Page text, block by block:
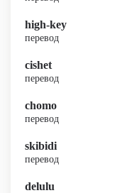
high-key
перевод
cishet
перевод
chomo
перевод
skibidi
перевод
delulu